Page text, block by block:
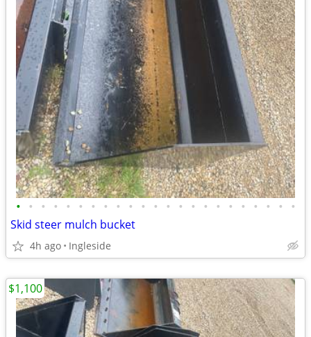
• • • • • • • • • • • • • • • • • • • • • • •
Skid steer mulch bucket
4h ago Ingleside
$1,100